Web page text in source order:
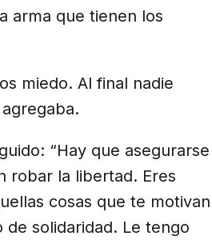
arma que tienen los
miedo. Al final nadie
“Hay que asegurarse
robar la libertad. Eres
cosas que te motivan
solidaridad. Le tengo